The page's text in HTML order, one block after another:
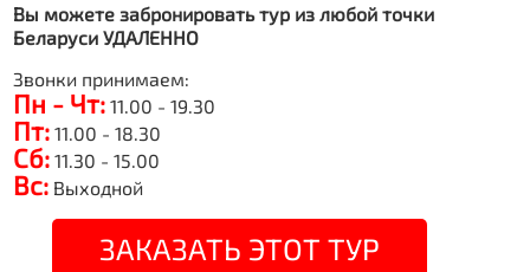
Вы можете забронировать тур из любой точки
Беларуси УДАЛЕННО
Звонки принимаем:
Пн - Чт: 11.00 - 19.30
Пт: 11.00 - 18.30
Сб: 11.30 - 15.00
Вс: Выходной
ЗАКАЗАТЬ ЭТОТ ТУР